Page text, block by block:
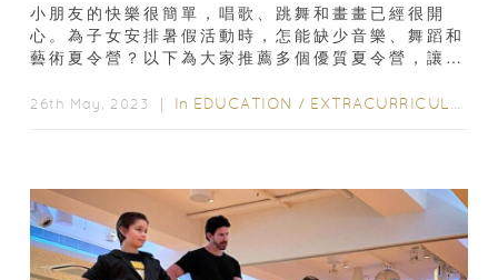
小朋友的快樂很簡單，唱歌、跳舞和畫畫已經很開
心。為子女安排暑假活動時，怎能缺少音樂、舞蹈和
藝術夏令營？以下為大家推薦多個優質夏令營，讓小
學習成果...
26th May, 2023 ｜ In EDUCATION / EXTRACURRICULAR ACTIVITIES